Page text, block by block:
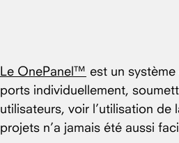
Le OnePanel™ est un
ports individuellement,
utilisateurs, voir l’utilisation
projets n’a jamais été aussi